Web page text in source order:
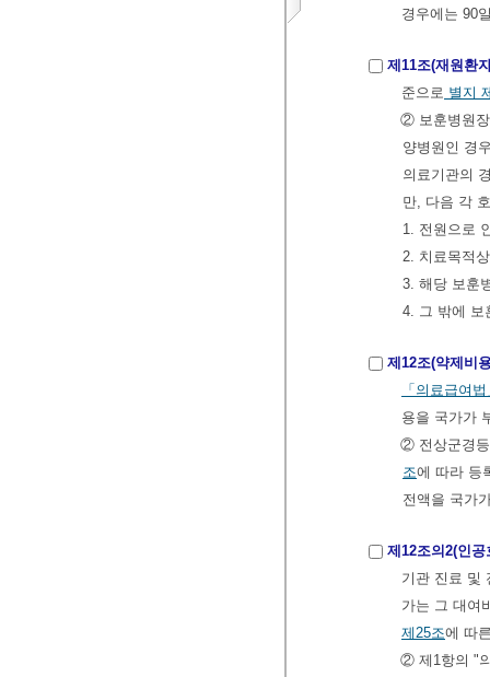
경우에는 90
제11조(재원환
준으로 별지
② 보훈병원장
양병원인 경
의료기관의
만, 다음 각
1. 전원으로
2. 치료목적
3. 해당 보훈
4. 그 밖에 보
제12조(약제비
「의료급여
용을 국가가
② 전상군경등
조에 따라 등
전액을 국가
제12조의2(인
기관 진료 및
가는 그 대여
제25조에 따
② 제1항의 "